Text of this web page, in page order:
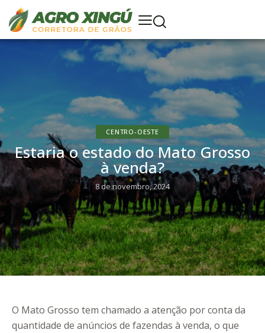
CENTRO-OESTE
Estaria o estado do Mato Grosso
à venda?
8 de novembro, 2024
O Mato Grosso tem chamado a atenção por conta da
quantidade de anúncios de fazendas à venda, o que